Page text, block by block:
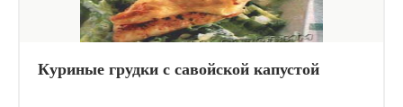
Куриные грудки с савойской капустой